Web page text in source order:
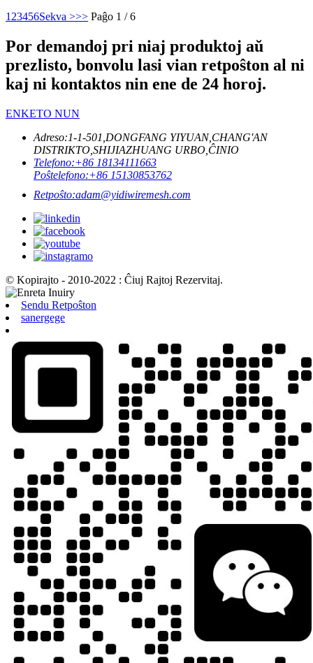
1 23456Sekva >>> Paĝo 1 / 6
Por demandoj pri niaj produktoj aŭ
prezlisto, bonvolu lasi vian retpoŝton al ni
kaj ni kontaktos nin ene de 24 horoj.
ENKETO NUN
Adreso:1-1-501,DONGFANG YIYUAN,CHANG'AN
DISTRIKTO,SHIJIAZHUANG URBO,ĈINIO
Telefono:+86 18134111663
Poŝtelefono:+86 15130853762
Retpoŝto:adam@yidiwiremesh.com
© Kopirajto - 2010-2022 : Ĉiuj Rajtoj Rezervitaj.
Sendu Retpoŝton
sanergege